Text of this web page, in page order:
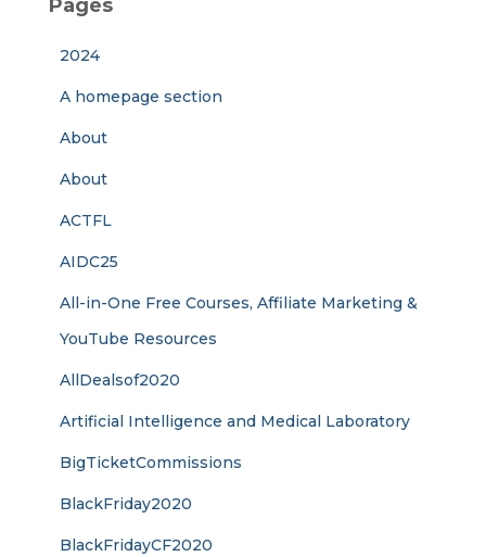
Pages
2024
A homepage section
About
About
ACTFL
AIDC25
All-in-One Free Courses, Affiliate Marketing &
YouTube Resources
AllDealsof2020
Artificial Intelligence and Medical Laboratory
BigTicketCommissions
BlackFriday2020
BlackFridayCF2020